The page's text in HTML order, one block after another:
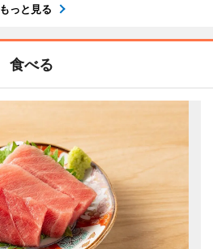
もっと見る
食べる